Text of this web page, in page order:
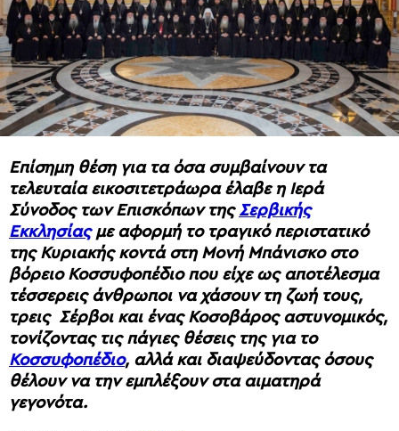
Επίσημη θέση για τα όσα συμβαίνουν τα
τελευταία εικοσιτετράωρα έλαβε η Ιερά
Σύνοδος των Επισκόπων της Σερβικής
Εκκλησίαςμε αφορμή το τραγικό περιστατικό
της Κυριακής κοντά στη Μονή Μπάνισκο στο
βόρειο Κοσσυφοπέδιο που είχε ως αποτέλεσμα
τέσσερεις άνθρωποι να χάσουν τη ζωή τους,
τρεις Σέρβοι και ένας Κοσοβάρος αστυνομικός,
τονίζοντας τις πάγιες θέσεις της για το
Κοσσυφοπέδιο, αλλά και διαψεύδοντας όσους
θέλουν να την εμπλέξουν στα αιματηρά
γεγονότα.